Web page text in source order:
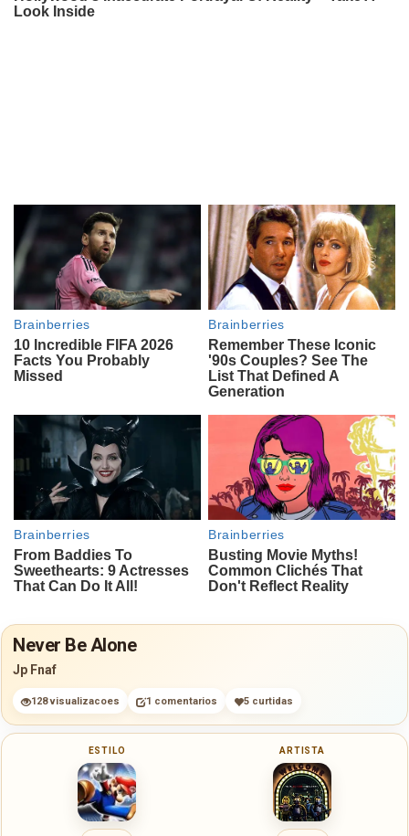
Never Be Alone
Jp Fnaf
128 visualizacoes 1 comentarios 5 curtidas
ESTILO ARTISTA